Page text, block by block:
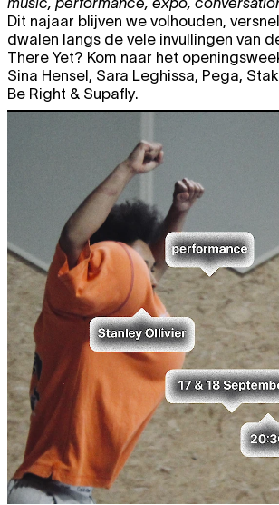
Dit najaar blijven we volhouden,
dwalen langs de vele invullingen van
There Yet? Kom naar het
Sina Hensel, Sara Leghissa, Pega,
Be Right & Supafly.